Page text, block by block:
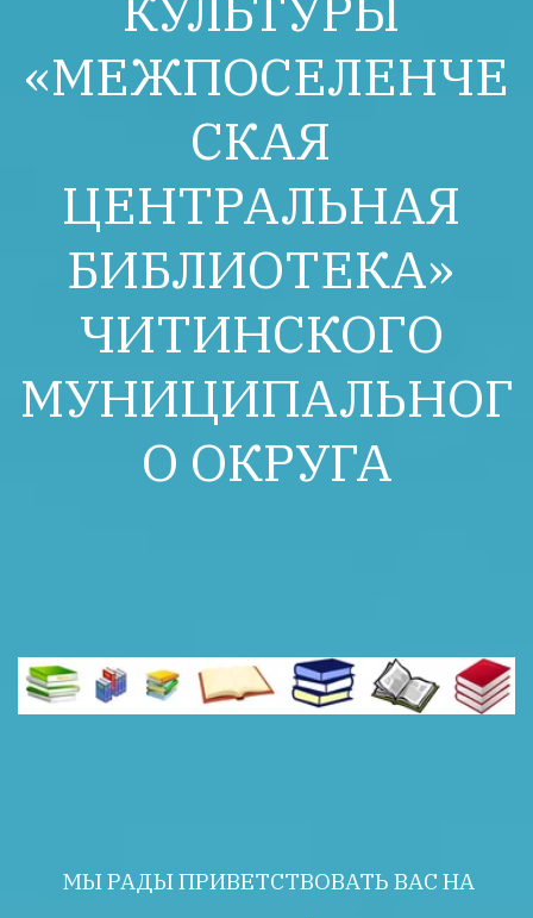
«МЕЖПОСЕЛЕНЧЕ
СКАЯ
ЦЕНТРАЛЬНАЯ
БИБЛИОТЕКА»
ЧИТИНСКОГО
МУНИЦИПАЛЬНОГ
О ОКРУГА
МЫ РАДЫ ПРИВЕТСТВОВАТЬ ВАС НА